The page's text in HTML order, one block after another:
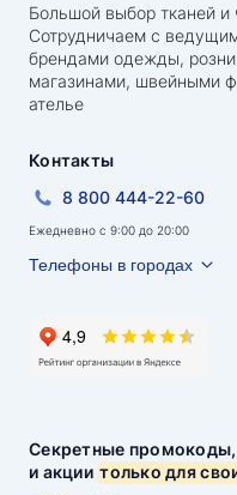
Большой выбор тканей и
Сотрудничаем с
брендами одежды,
магазинами, швейными
ателье
Секретные промокоды,
и акциитолько для
Контакты
8 800 444-22-60
Ежедневно с 9:00 до 20:00
Телефоны в городах